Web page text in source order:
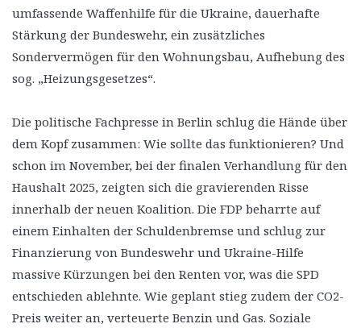
umfassende Waffenhilfe für die Ukraine, dauerhafte
Stärkung der Bundeswehr, ein zusätzliches
Sondervermögen für den Wohnungsbau, Aufhebung des
sog. „Heizungsgesetzes“.
Die politische Fachpresse in Berlin schlug die Hände über
dem Kopf zusammen: Wie sollte das funktionieren? Und
schon im November, bei der finalen Verhandlung für den
Haushalt 2025, zeigten sich die gravierenden Risse
innerhalb der neuen Koalition. Die FDP beharrte auf
einem Einhalten der Schuldenbremse und schlug zur
Finanzierung von Bundeswehr und Ukraine-Hilfe
massive Kürzungen bei den Renten vor, was die SPD
entschieden ablehnte. Wie geplant stieg zudem der CO2-
Preis weiter an, verteuerte Benzin und Gas. Soziale